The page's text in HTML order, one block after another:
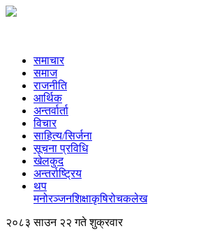
समाचार
समाज
राजनीति
आर्थिक
अन्तर्वार्ता
विचार
साहित्य/सिर्जना
सूचना प्रविधि
खेलकुद
अन्तर्राष्ट्रिय
थप
मनोरञ्‍जनशिक्षाकृषिरोचकलेख
२०८३ साउन २२ गते शुक्रवार